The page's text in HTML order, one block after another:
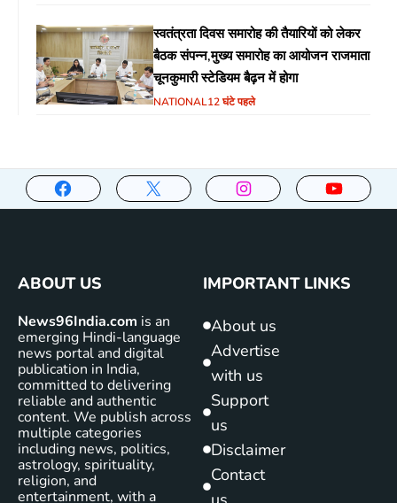
स्वतंत्रता दिवस समारोह की तैयारियों को लेकर
बैठक संपन्न,मुख्य समारोह का आयोजन राजमाता
चूनकुमारी स्टेडियम बैढ़न में होगा
NATIONAL12 घंटे पहले
ABOUT US
News96India.com is an
emerging Hindi-language
news portal and digital
publication in India,
committed to delivering
reliable and authentic
content. We publish across
multiple categories
including news, politics,
astrology, spirituality,
religion, and
entertainment, with a
IMPORTANT LINKS
About us
Advertise
with us
Support
us
Disclaimer
Contact